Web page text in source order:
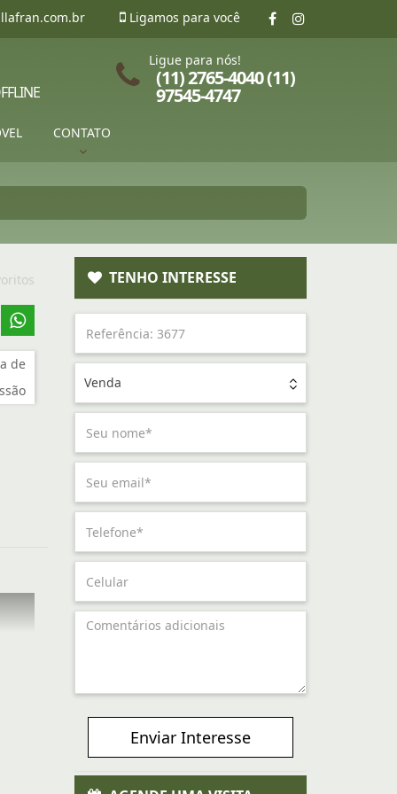
Ligamos para você
CONTATO
Ligue para nós!
(11) 2765-4040 (11)
97545-4747
de
TENHO INTERESSE
Venda
Enviar Interesse